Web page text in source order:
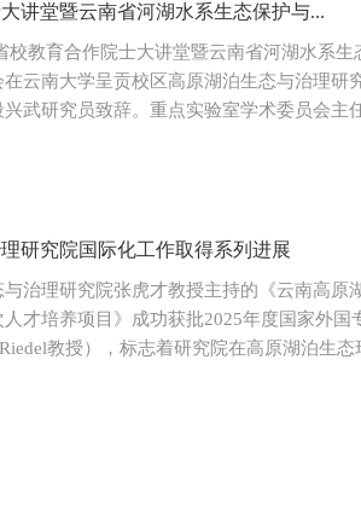
讲堂暨云南省河湖水系生态保护与...
校教育合作院士大讲堂暨云南省河湖水系生
云南大学呈贡校区高原湖泊生态与治理研
武研究员致辞。重点实验室学术委员会主
研究院国际化工作取得系列进展
治理研究院张虎才教授主持的《云南高原
才培养项目》成功获批2025年度国家外国
教授），标志着研究院在高原湖泊生